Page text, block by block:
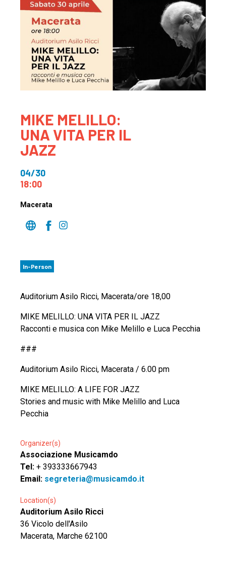
MIKE MELILLO:
UNA VITA PER IL
JAZZ
04/30
18:00
Macerata
In-Person
Auditorium Asilo Ricci, Macerata/ore 18,00
MIKE MELILLO: UNA VITA PER IL JAZZ
Racconti e musica con Mike Melillo e Luca Pecchia
###
Auditorium Asilo Ricci, Macerata / 6.00 pm
MIKE MELILLO: A LIFE FOR JAZZ
Stories and music with Mike Melillo and Luca
Pecchia
Organizer(s)
Associazione Musicamdo
Tel: + 393333667943
Email: segreteria@musicamdo.it
Location(s)
Auditorium Asilo Ricci
36 Vicolo dell'Asilo
Macerata, Marche 62100